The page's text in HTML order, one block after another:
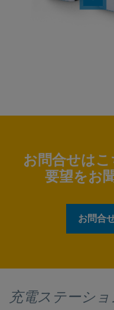
お問合せは
要望をお
お問合
充電ステーシ